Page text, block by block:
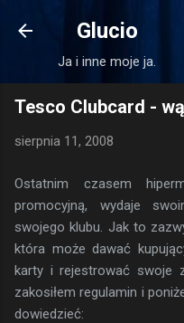
Przejdź do
Glucio
Ja i inne moje ja.
Tesco Clubcard -
sierpnia 11, 2008
Ostatnim czasem
promocyjną, wydaje
swojego klubu. Jak to
która może dawać
karty i rejestrować swoje
zakosiłem regulamin i
dowiedzieć: